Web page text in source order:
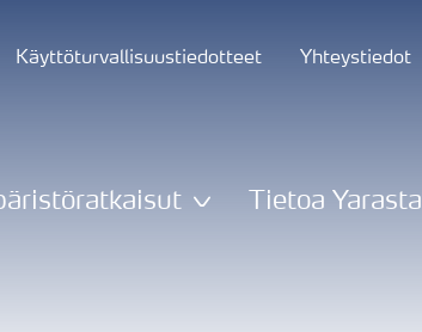
Käyttöturvallisuustiedotteet
Yhteystiedot
Tietoa Yarasta